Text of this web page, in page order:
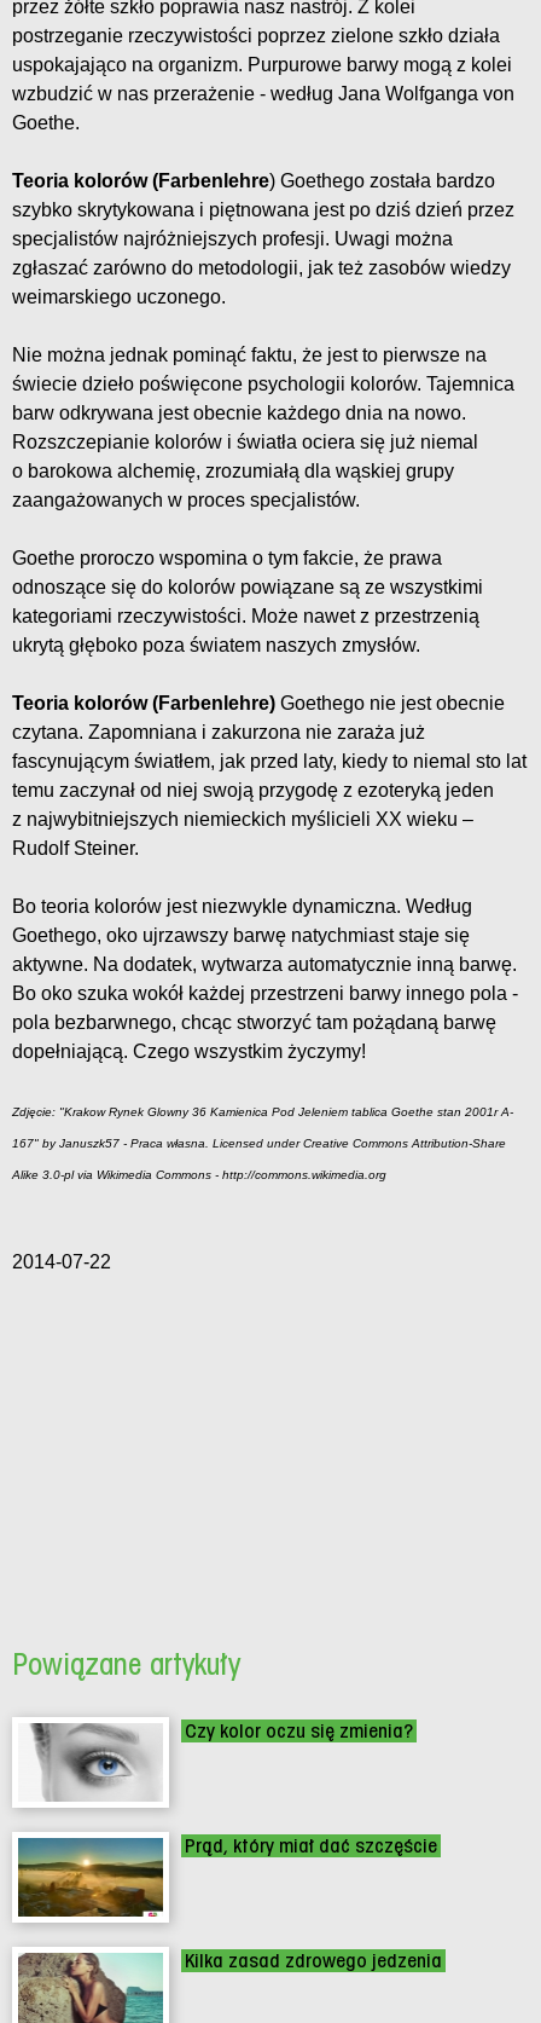
przez żółte szkło poprawia nasz nastrój. Z kolei
postrzeganie rzeczywistości poprzez zielone szkło działa
uspokajająco na organizm. Purpurowe barwy mogą z kolei
wzbudzić w nas przerażenie - według Jana Wolfganga von
Goethe.
Teoria kolorów (Farbenlehre) Goethego została bardzo
szybko skrytykowana i piętnowana jest po dziś dzień przez
specjalistów najróżniejszych profesji. Uwagi można
zgłaszać zarówno do metodologii, jak też zasobów wiedzy
weimarskiego uczonego.
Nie można jednak pominąć faktu, że jest to pierwsze na
świecie dzieło poświęcone psychologii kolorów. Tajemnica
barw odkrywana jest obecnie każdego dnia na nowo.
Rozszczepianie kolorów i światła ociera się już niemal
o barokowa alchemię, zrozumiałą dla wąskiej grupy
zaangażowanych w proces specjalistów.
Goethe proroczo wspomina o tym fakcie, że prawa
odnoszące się do kolorów powiązane są ze wszystkimi
kategoriami rzeczywistości. Może nawet z przestrzenią
ukrytą głęboko poza światem naszych zmysłów.
Teoria kolorów (Farbenlehre) Goethego nie jest obecnie
czytana. Zapomniana i zakurzona nie zaraża już
fascynującym światłem, jak przed laty, kiedy to niemal sto lat
temu zaczynał od niej swoją przygodę z ezoteryką jeden
z najwybitniejszych niemieckich myślicieli XX wieku –
Rudolf Steiner.
Bo teoria kolorów jest niezwykle dynamiczna. Według
Goethego, oko ujrzawszy barwę natychmiast staje się
aktywne. Na dodatek, wytwarza automatycznie inną barwę.
Bo oko szuka wokół każdej przestrzeni barwy innego pola -
pola bezbarwnego, chcąc stworzyć tam pożądaną barwę
dopełniającą. Czego wszystkim życzymy!
Zdjęcie: "Krakow Rynek Glowny 36 Kamienica Pod Jeleniem tablica Goethe stan 2001r A-
167" by Januszk57 - Praca własna. Licensed under Creative Commons Attribution-Share
Alike 3.0-pl via Wikimedia Commons - http://commons.wikimedia.org
2014-07-22
Powiązane artykuły
Czy kolor oczu się zmienia?
Prąd, który miał dać szczęście
Kilka zasad zdrowego jedzenia